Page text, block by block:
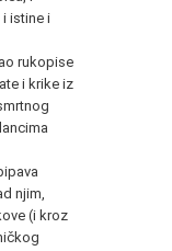
i istine i
rukopise
i krike iz
njim,
(i kroz